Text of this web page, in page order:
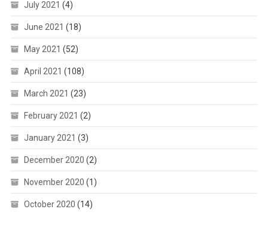
July 2021 (4)
June 2021 (18)
May 2021 (52)
April 2021 (108)
March 2021 (23)
February 2021 (2)
January 2021 (3)
December 2020 (2)
November 2020 (1)
October 2020 (14)